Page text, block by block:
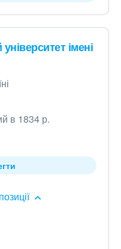
імені
в 1834 р.